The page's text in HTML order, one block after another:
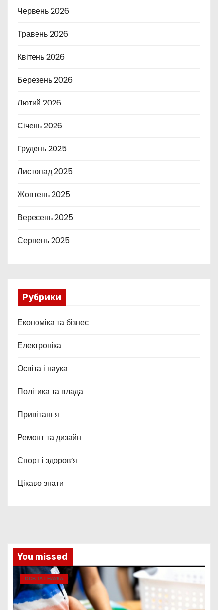
Червень 2026
Травень 2026
Квітень 2026
Березень 2026
Лютий 2026
Січень 2026
Грудень 2025
Листопад 2025
Жовтень 2025
Вересень 2025
Серпень 2025
Рубрики
Економіка та бізнес
Електроніка
Освіта і наука
Політика та влада
Привітання
Ремонт та дизайн
Спорт і здоров’я
Цікаво знати
You missed
ОСВІТА І НАУКА